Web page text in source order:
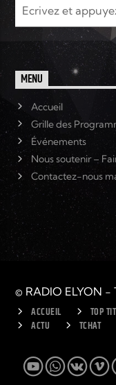
MENU
Accueil
Grille des
Événements
Nous soutenir –
Contactez-nous
© RADIO ELYON -
ACCUEIL TOP
ACTU
TCHAT